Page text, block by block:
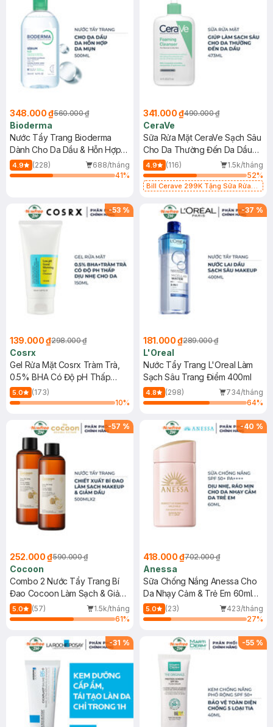
348.000 ₫560.000 ₫
Bioderma
Nước Tẩy Trang Bioderma
Dành Cho Da Dầu & Hỗn Hợp
500ml
4.9 (228)
688/tháng
41%
341.000 ₫490.000 ₫
CeraVe
Sữa Rửa Mặt CeraVe Sạch Sâu
Cho Da Thường Đến Da Dầu
473ml
4.9 (116)
1.5k/tháng
52%
Bill Cerave 299K Tặng Sữa Rửa
-53 %
139.000 ₫298.000 ₫
Cosrx
Gel Rửa Mặt Cosrx Tràm Trà,
0.5% BHA Có Độ pH Thấp
150ml
5.0
(173)
10%
-37 %
181.000 ₫289.000 ₫
L'Oreal
Nước Tẩy Trang L'Oreal Làm
Sạch Sâu Trang Điểm 400ml
4.8 (298)
734/tháng
64%
-57 %
252.000 ₫590.000 ₫
Cocoon
Combo 2 Nước Tẩy Trang Bí
Đao Cocoon Làm Sạch & Giảm
Dầu 500ml
5.0 (57)
1.5k/tháng
61%
-40 %
418.000 ₫702.000 ₫
Anessa
Sữa Chống Nắng Anessa Cho
Da Nhạy Cảm & Trẻ Em 60ml
(Mới)
5.0 (23)
423/tháng
27%
-31 % -55 %